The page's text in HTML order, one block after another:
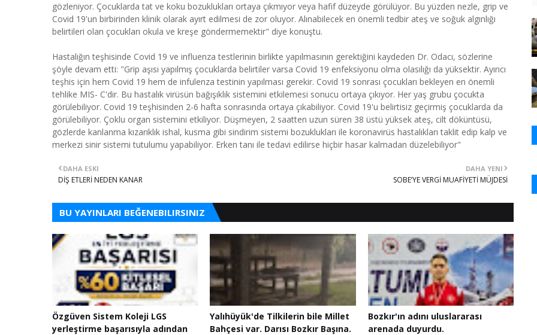
gözleniyor. Çocuklarda tat ve koku bozuklukları ortaya çıkmıyor veya hafif düzeyde görülüyor. Bu yüzden nezle, grip ve
Covid 19'un birbirinden klinik olarak ayırt edilmesi de zor oluyor. Alınabilecek en önemli tedbir ateş ve soğuk algınlığı
belirtileri olan çocukları okula ve kreşe göndermemektir" diye konuştu.
Hastalığın teşhisinde Covid 19 ve influenza testlerinin birlikte yapılmasının gerektiğini kaydeden Dr. Odacı, sözlerine
şöyle devam etti: "Grip aşısı yapılmış çocuklarda belirtiler varsa Covid 19 enfeksiyonu olma olasılığı da yüksektir. Ayırıcı
teşhis için hem Covid 19 hem de infulenza testinin yapılması gerekir. Covid 19 sonrası çocukları bekleyen en önemli
tehlike MIS- C'dir. Bu hastalık virüsün bağışıklık sistemini etkilemesi sonucu ortaya çıkıyor. Her yaş grubu çocukta
görülebiliyor. Covid 19 teşhisinden 2-6 hafta sonrasında ortaya çıkabiliyor. Covid 19'u belirtisiz geçirmiş çocuklarda da
görülebiliyor. Çoklu organ sistemini etkiliyor. Düşmeyen, 2 saatten uzun süren 38 üstü yüksek ateş, cilt döküntüsü,
gözlerde kanlanma kızarıklık ishal, kusma gibi sindirim sistemi bozuklukları ile koronavirüs hastalıkları taklit edip kalp ve
merkezi sinir sistemi tutulumu yapabiliyor. Erken tanı ile tedavi edilirse hiçbir hasar kalmadan düzelebiliyor"
DAHA YENI
​SOBE’YE VERGİ MUAFİYETİ MÜJDESİ
DAHA ESKI
​DİŞ ETLERİ NEDEN KANAR
BU YAYINLARI BEĞENEBILIRSINIZ
Özgüven Sistem Koleji LGS
yerleştirme başarısıyla adından
Yalıhüyük'de Tilkilerin bile Millet
Bahçesi var. Darısı Bozkır Başına.
Bozkır'ın adını uluslararası
arenada duyurdu.